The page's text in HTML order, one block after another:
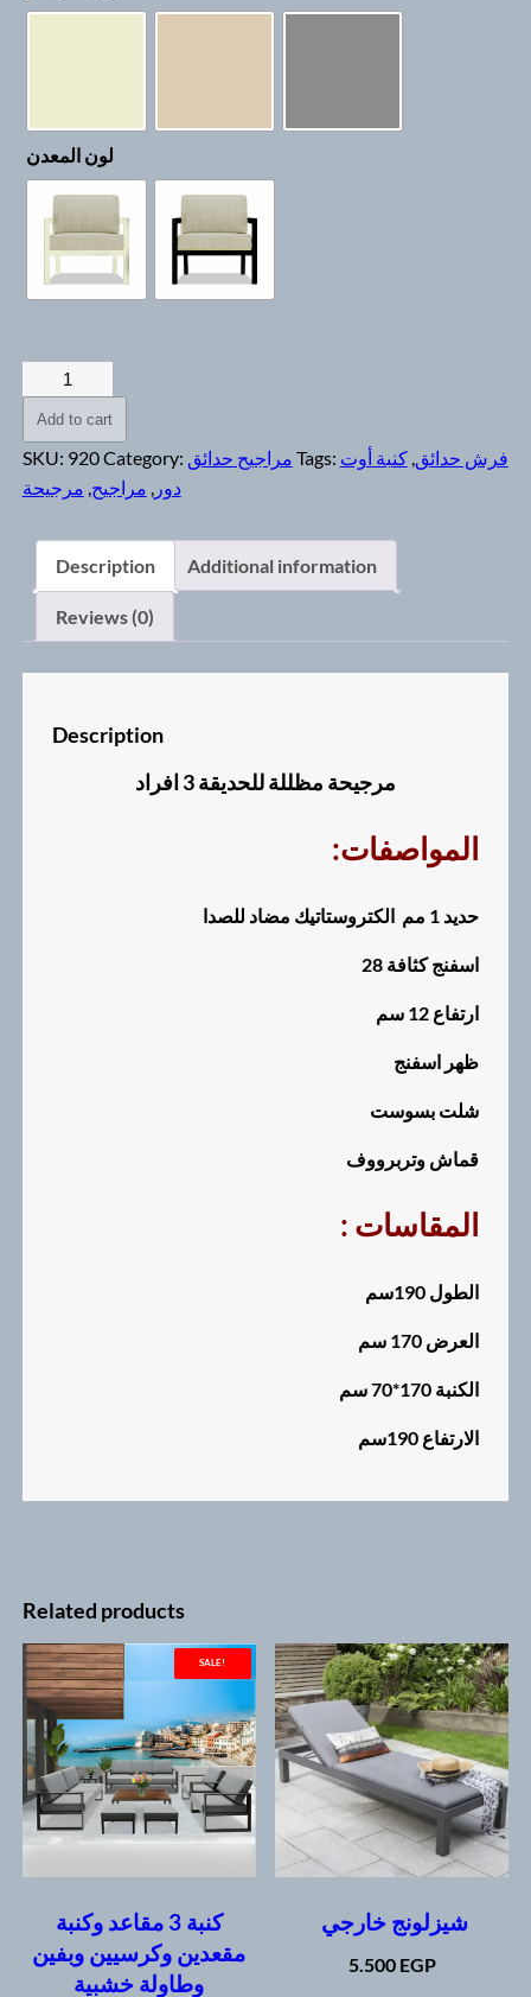
لون المعدن
مرجيحة
مظللة
للحديقة
3
افراد
Add to cart
SKU: 920Category: مراجيح حدائق Tags: فرش حدائق,كنبة أوت
دور, مراجيح, مرجيحة
Description Additional information
Reviews (0)
Description
مرجيحة مظللة للحديقة 3 افراد
:المواصفات
حديد 1 مم الكتروستاتيك مضاد للصدا
اسفنج كثافة 28
ارتفاع 12 سم
ظهر اسفنج
شلت بسوست
قماش وتربرووف
: المقاسات
الطول 190سم
العرض 170 سم
الكنبة 170*70 سم
الارتفاع 190سم
Related products
SALE!
كنبة 3 مقاعد وكنبة
مقعدين وكرسيين وبفين
وطاولة خشبية
شيزلونج خارجي
5.500 EGP